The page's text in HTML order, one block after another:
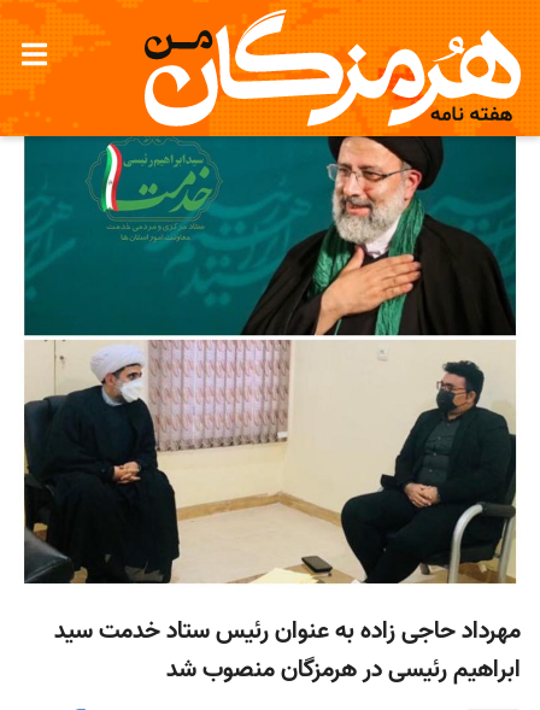
مهرداد حاجی زاده به عنوان رئیس ستاد خدمت سید
ابراهیم رئیسی در هرمزگان منصوب شد